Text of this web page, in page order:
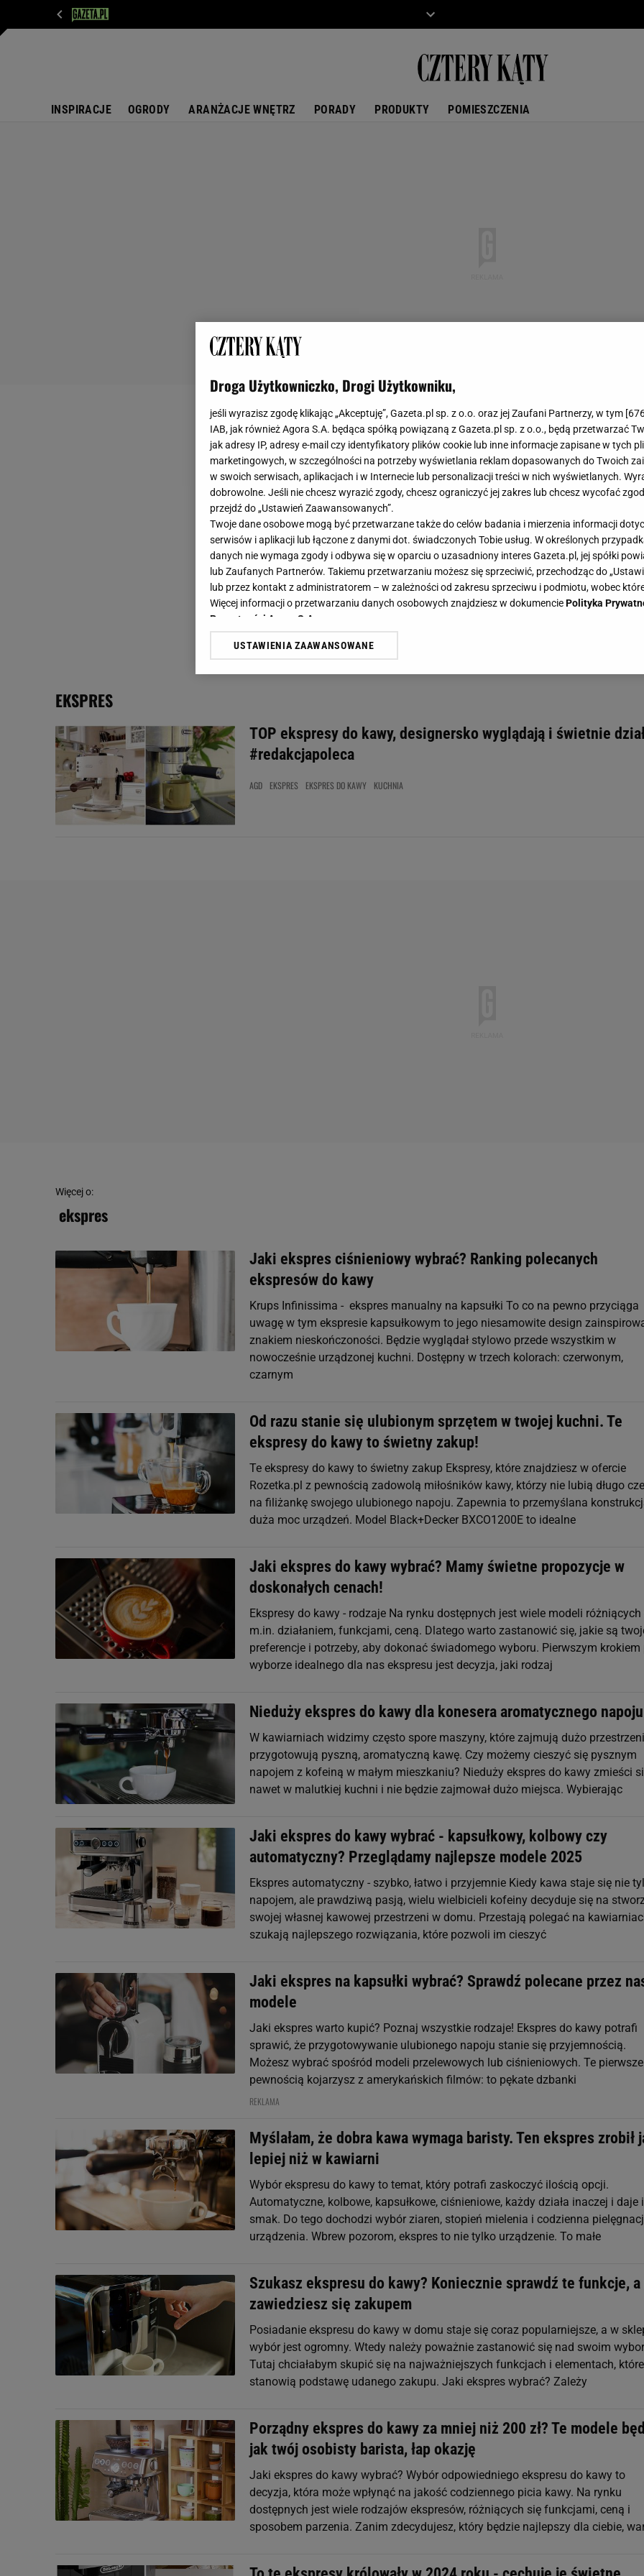
INSPIRACJE OGRODY ARANŻACJE WNĘTRZ PORADY PRODUKTY POMIESZCZENIA
EKSPRES
TOP ekspresy do kawy, designersko wyglądają i świetnie
#redakcjapoleca
AGD EKSPRES EKSPRES DO KAWY KUCHNIA
Więcej o:
ekspres
Jaki ekspres ciśnieniowy wybrać? Ranking polecanych
ekspresów do kawy
Krups Infinissima - ekspres manualny na kapsułki To co na pewno przyciąga
uwagę w tym ekspresie kapsułkowym to jego niesamowite design
znakiem nieskończoności. Będzie wyglądał stylowo przede wszystkim w
nowocześnie urządzonej kuchni. Dostępny w trzech kolorach: czerwonym,
czarnym
Od razu stanie się ulubionym sprzętem w twojej kuchni. Te
ekspresy do kawy to świetny zakup!
Te ekspresy do kawy to świetny zakup Ekspresy, które znajdziesz w ofercie
Rozetka.pl z pewnością zadowolą miłośników kawy, którzy nie lubią długo
na filiżankę swojego ulubionego napoju. Zapewnia to przemyślana
duża moc urządzeń. Model Black+Decker BXCO1200E to idealne
Jaki ekspres do kawy wybrać? Mamy świetne propozycje w
doskonałych cenach!
Ekspresy do kawy - rodzaje Na rynku dostępnych jest wiele modeli różniących
m.in. działaniem, funkcjami, ceną. Dlatego warto zastanowić się, jakie są
preferencje i potrzeby, aby dokonać świadomego wyboru. Pierwszym krokiem
wyborze idealnego dla nas ekspresu jest decyzja, jaki rodzaj
Nieduży ekspres do kawy dla konesera aromatycznego napoju
W kawiarniach widzimy często spore maszyny, które zajmują dużo
przygotowują pyszną, aromatyczną kawę. Czy możemy cieszyć się pysznym
napojem z kofeiną w małym mieszkaniu? Nieduży ekspres do kawy zmieści
nawet w malutkiej kuchni i nie będzie zajmował dużo miejsca. Wybierając
Jaki ekspres do kawy wybrać - kapsułkowy, kolbowy czy
automatyczny? Przeglądamy najlepsze modele 2025
Ekspres automatyczny - szybko, łatwo i przyjemnie Kiedy kawa staje się nie
napojem, ale prawdziwą pasją, wielu wielbicieli kofeiny decyduje się na
swojej własnej kawowej przestrzeni w domu. Przestają polegać na
szukają najlepszego rozwiązania, które pozwoli im cieszyć
Jaki ekspres na kapsułki wybrać? Sprawdź polecane przez
modele
Jaki ekspres warto kupić? Poznaj wszystkie rodzaje! Ekspres do kawy potrafi
sprawić, że przygotowywanie ulubionego napoju stanie się przyjemnością.
Możesz wybrać spośród modeli przelewowych lub ciśnieniowych. Te
pewnością kojarzysz z amerykańskich filmów: to pękate dzbanki
REKLAMA
Myślałam, że dobra kawa wymaga baristy. Ten ekspres zrobił
lepiej niż w kawiarni
Wybór ekspresu do kawy to temat, który potrafi zaskoczyć ilością opcji.
Automatyczne, kolbowe, kapsułkowe, ciśnieniowe, każdy działa inaczej i daje
smak. Do tego dochodzi wybór ziaren, stopień mielenia i codzienna
urządzenia. Wbrew pozorom, ekspres to nie tylko urządzenie. To małe
Szukasz ekspresu do kawy? Koniecznie sprawdź te funkcje, a
zawiedziesz się zakupem
Posiadanie ekspresu do kawy w domu staje się coraz popularniejsze, a w
wybór jest ogromny. Wtedy należy poważnie zastanowić się nad swoim
Tutaj chciałabym skupić się na najważniejszych funkcjach i elementach, które
stanowią podstawę udanego zakupu. Jaki ekspres wybrać? Zależy
Porządny ekspres do kawy za mniej niż 200 zł? Te modele
jak twój osobisty barista, łap okazję
Jaki ekspres do kawy wybrać? Wybór odpowiedniego ekspresu do kawy to
decyzja, która może wpłynąć na jakość codziennego picia kawy. Na rynku
dostępnych jest wiele rodzajów ekspresów, różniących się funkcjami, ceną i
sposobem parzenia. Zanim zdecydujesz, który będzie najlepszy dla ciebie,
Droga Użytkowniczko, Drogi Użytkowniku,
jeśli wyrazisz zgodę klikając „Akceptuję”, Gazeta.pl sp. z o.o. oraz jej Zaufani Partnerzy, w tym [
IAB, jak również Agora S.A. będąca spółką powiązaną z Gazeta.pl sp. z o.o., będą przetwarzać
jak adresy IP, adresy e-mail czy identyfikatory plików cookie lub inne informacje zapisane w tych
marketingowych, w szczególności na potrzeby wyświetlania reklam dopasowanych do Twoich
w swoich serwisach, aplikacjach i w Internecie lub personalizacji treści w nich wyświetlanych.
dobrowolne. Jeśli nie chcesz wyrazić zgody, chcesz ograniczyć jej zakres lub chcesz wycofać
przejdź do „Ustawień Zaawansowanych”.
Twoje dane osobowe mogą być przetwarzane także do celów badania i mierzenia informacji
serwisów i aplikacji lub łączone z danymi dot. świadczonych Tobie usług. W określonych
danych nie wymaga zgody i odbywa się w oparciu o uzasadniony interes Gazeta.pl, jej spółki
lub Zaufanych Partnerów. Takiemu przetwarzaniu możesz się sprzeciwić, przechodząc do
lub przez kontakt z administratorem – w zależności od zakresu sprzeciwu i podmiotu, wobec
Więcej informacji o przetwarzaniu danych osobowych znajdziesz w dokumenciePolityka
Prywatności Agora S.A.
Klikając „Akceptuję” wyrażasz też zgodę na zainstalowanie i przechowywanie plików cookie
My, nasi Zaufani Partnerzy i Agora S.A. możemy przetwarzać dane osobowe w następujących
Użycie dokładnych danych geolokalizacyjnych. Aktywne skanowanie charakterystyki urządzenia
Przechowywanie informacji na urządzeniu lub dostęp do nich. Spersonalizowane reklamy i treści,
badnie odbiorców i ulepszanie usług.Lista Zaufanych Partnerów
USTAWIENIA ZAAWANSOWANE